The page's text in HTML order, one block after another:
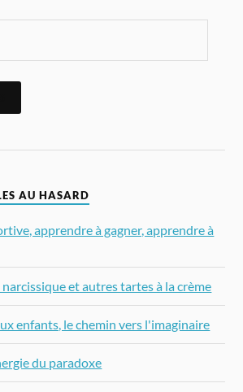
AU HASARD
apprendre à gagner, apprendre à
et autres tartes à la crème
enfants, le chemin vers l'imaginaire
du paradoxe